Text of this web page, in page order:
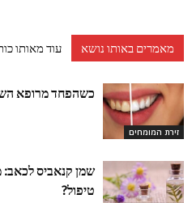
מאמרים באותו נושא עוד מאותו
זירת המומחים
כשהפחד מרופא
שמן קנאביס לכאב:
טיפול?